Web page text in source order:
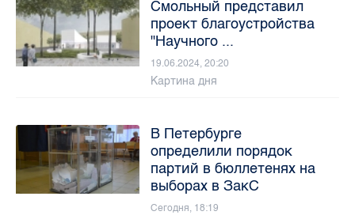
Смольный представил
проект благоустройства
"Научного ...
19.06.2024, 20:20
Картина дня
В Петербурге
определили порядок
партий в бюллетенях на
выборах в ЗакС
Сегодня, 18:19